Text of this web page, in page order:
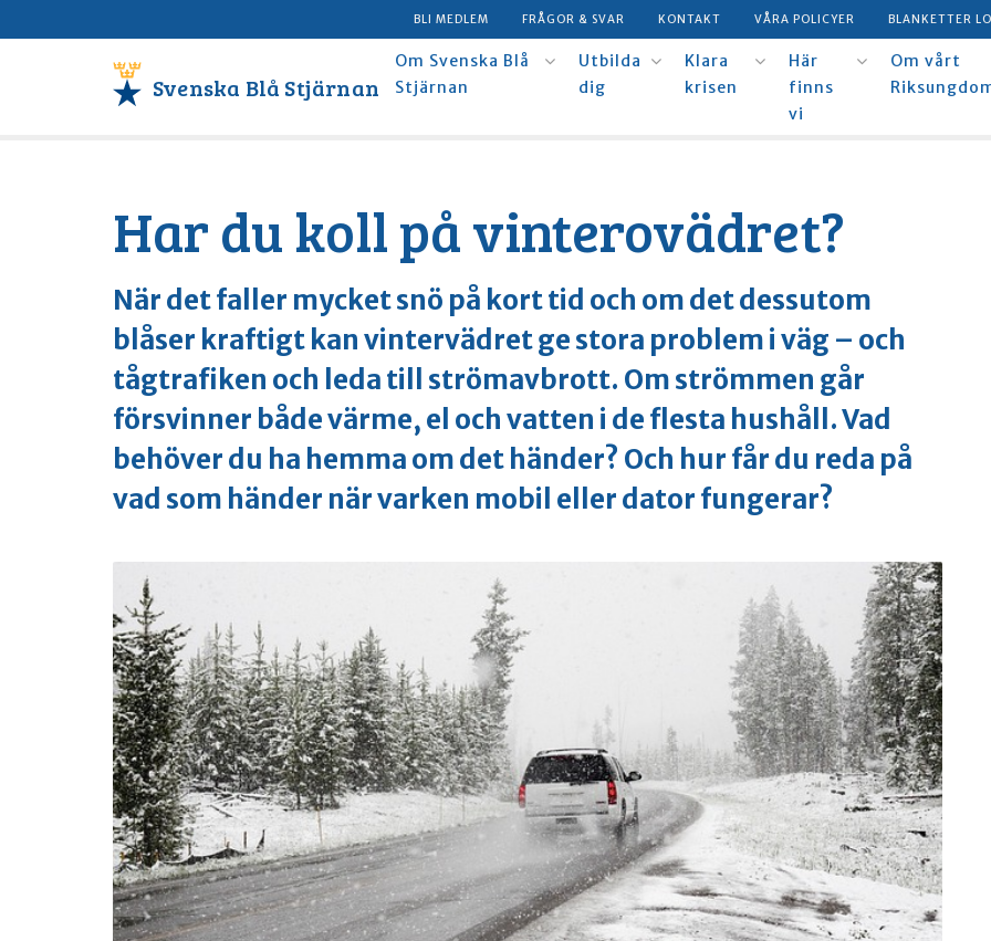
BLI MEDLEM FRÅGOR & SVAR KONTAKT VÅRA POLICYER BLANKETTER
Svenska Blå Stjärnan
Om Svenska Blå
Stjärnan
Utbilda
dig
Klara
krisen
Här
finns
vi
Om vårt
Har du koll på vinterovädret?
När det faller mycket snö på kort tid och om det dessutom
blåser kraftigt kan vintervädret ge stora problem i väg – och
tågtrafiken och leda till strömavbrott. Om strömmen går
försvinner både värme, el och vatten i de flesta hushåll. Vad
behöver du ha hemma om det händer? Och hur får du reda på
vad som händer när varken mobil eller dator fungerar?